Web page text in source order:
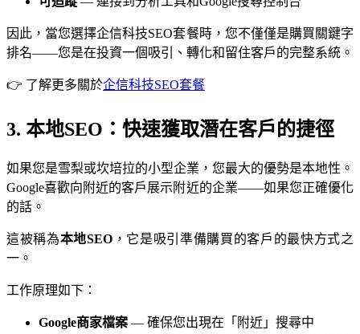
因此，當您選擇企信科技SEO套餐時，您不僅僅是購買關鍵字
排名——您是在投資一個吸引、轉化和留住客戶的完整系統。
👉 了解更多關於企信科技SEO套餐
3. 本地SEO：快速獲取潛在客戶的捷徑
如果您是雪梨或坎培拉的小型企業，您最大的優勢是本地性。
Google喜歡向附近的客戶展示附近的企業——如果您正確優化
的話。
這被稱為本地SEO ，它是吸引準備購買的客戶的最快方式之
一。
工作原理如下：
Google商家檔案 — 確保您出現在「附近」搜尋中